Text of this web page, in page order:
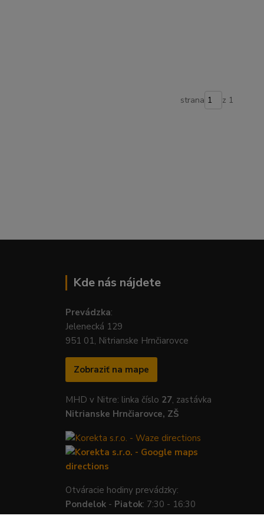
strana z 1
Kde nás nájdete
Prevádzka:
Jelenecká 129
951 01, Nitrianske Hrnčiarovce
Zobraziť na mape
MHD v Nitre: linka číslo 27, zastávka
Nitrianske Hrnčiarovce, ZŠ
Otváracie hodiny prevádzky:
Pondelok - Piatok: 7:30 - 16:30